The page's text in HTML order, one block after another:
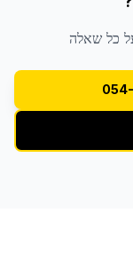
כל שאלה